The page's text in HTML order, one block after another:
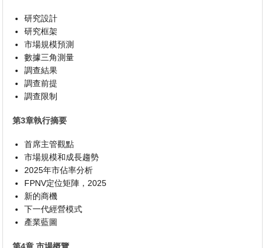
研究設計
研究框架
市場規模預測
數據三角測量
調查結果
調查前提
調查限制
第3章執行摘要
首席主管觀點
市場規模和成長趨勢
2025年市佔率分析
FPNV定位矩陣，2025
新的商機
下一代經營模式
產業藍圖